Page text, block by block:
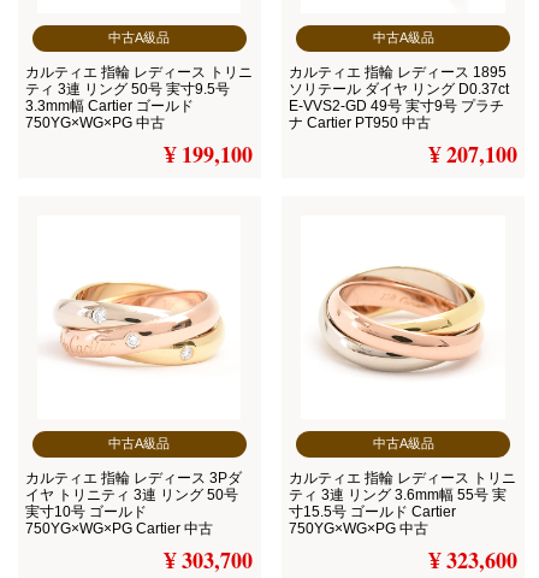
中古A級品
カルティエ 指輪 レディース トリニ
ティ 3連 リング 50号 実寸9.5号
3.3mm幅 Cartier ゴールド
750YG×WG×PG 中古
¥ 199,100
中古A級品
カルティエ 指輪 レディース 1895
ソリテール ダイヤ リング D0.37ct
E-VVS2-GD 49号 実寸9号 プラチ
ナ Cartier PT950 中古
¥ 207,100
中古A級品
カルティエ 指輪 レディース 3Pダ
イヤ トリニティ 3連 リング 50号
実寸10号 ゴールド
750YG×WG×PG Cartier 中古
¥ 303,700
中古A級品
カルティエ 指輪 レディース トリニ
ティ 3連 リング 3.6mm幅 55号 実
寸15.5号 ゴールド Cartier
750YG×WG×PG 中古
¥ 323,600